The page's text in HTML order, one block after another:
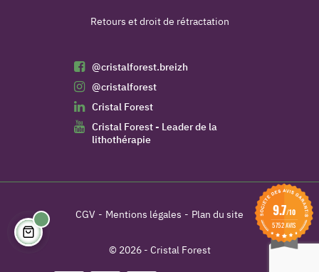
Retours et droit de rétractation
@cristalforest.breizh
@cristalforest
Cristal Forest
Cristal Forest - Leader de la
lithothérapie
CGV Mentions légales Plan du site
© 2026 - Cristal Forest
9.7/10
5752 AVIS